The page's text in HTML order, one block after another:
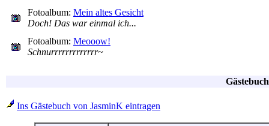
Fotoalbum: Mein altes Gesicht
Doch! Das war einmal ich...
Fotoalbum: Meooow!
Schnurrrrrrrrrrrrr~
Ins Gästebuch von JasminK eintragen